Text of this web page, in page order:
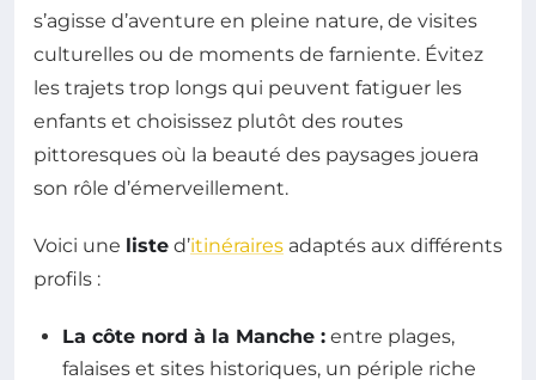
s’agisse d’aventure en pleine nature, de visites
culturelles ou de moments de farniente. Évitez
les trajets trop longs qui peuvent fatiguer les
enfants et choisissez plutôt des routes
pittoresques où la beauté des paysages jouera
son rôle d’émerveillement.
Voici une liste d’itinéraires adaptés aux différents
profils :
La côte nord à la Manche : entre plages,
falaises et sites historiques, un périple riche